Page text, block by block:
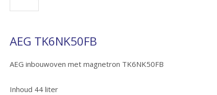
AEG TK6NK50FB
AEG inbouwoven met magnetron TK6NK50FB
Inhoud 44 liter